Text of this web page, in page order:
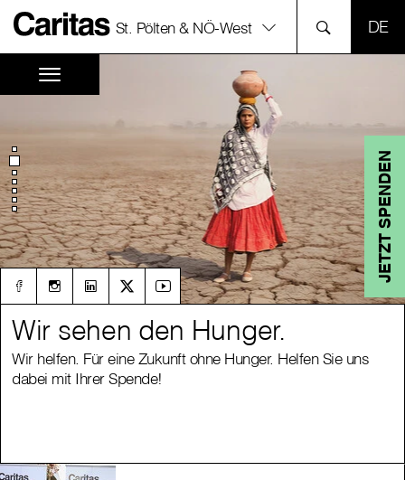
St. Pölten & NÖ-West
JETZT SPENDEN
Wir sehen den Hunger.
Wir helfen. Für eine Zukunft ohne Hunger. Helfen Sie uns
dabei mit Ihrer Spende!
Wir sehen den Hunger.
Wir helfen. Für eine Zukunft ohne Hunger. Helfen Sie uns
dabei mit Ihrer Spende!